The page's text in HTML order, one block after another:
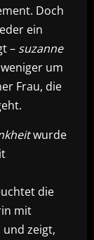
Doch
ein
– suzanne
um
Frau, die
wurde
die
mit
zeigt,